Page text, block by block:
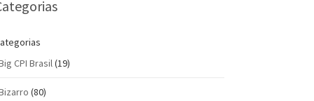
CPI Brasil(19)
(80)